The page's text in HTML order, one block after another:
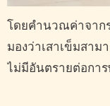
โดยคำนวณค่าจาก
มองว่าเสาเข็มสาม
ไม่มีอันตรายต่อกา